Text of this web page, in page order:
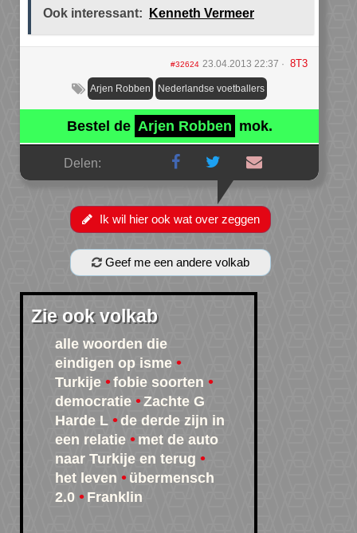
Ook interessant: Kenneth Vermeer
#32624 23.04.2013 22:37 8T3
Arjen Robben Nederlandse voetballers
Bestel de Arjen Robben mok.
Delen:
Ik wil hier ook wat over zeggen
Geef me een andere volkab
Zie ook volkab
alle woorden die
eindigen op isme
Turkije
fobie soorten
democratie
Zachte G
Harde L
de derde zijn in
een relatie
met de auto
naar Turkije en terug
het leven
übermensch
2.0
Franklin